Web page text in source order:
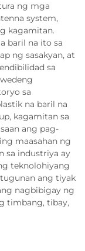
ng mga
system,
kagamitan.
baril na ito sa
ng sasakyan, at
sa
sa
na baril na
kagamitan sa
ang pag-
maasahan ng
sa industriya ay
teknolohiyang
ang tiyak
nagbibigay ng
timbang, tibay,